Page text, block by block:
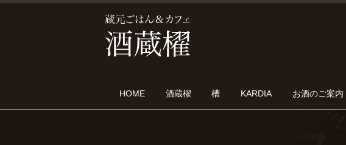
HOME 酒蔵櫂 槽 KARDIA お酒のご案内